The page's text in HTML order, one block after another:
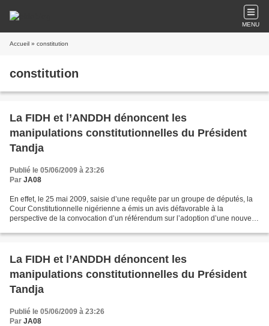
MENU
Accueil » constitution
constitution
La FIDH et l’ANDDH dénoncent les
manipulations constitutionnelles du Président
Tandja
Publié le 05/06/2009 à 23:26
Par JA08
En effet, le 25 mai 2009, saisie d’une requête par un groupe de députés, la
Cour Constitutionnelle nigérienne a émis un avis défavorable à la
perspective de la convocation d’un référendum sur l’adoption d’une nouvelle
La FIDH et l’ANDDH dénoncent les
manipulations constitutionnelles du Président
Tandja
Publié le 05/06/2009 à 23:26
Par JA08